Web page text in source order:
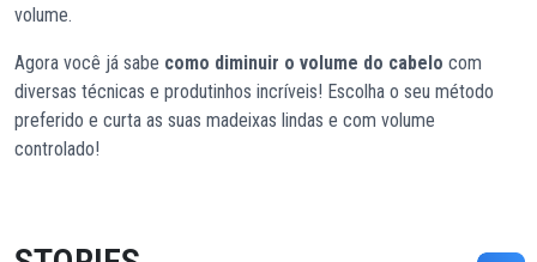
volume.
Agora você já sabe como diminuir o volume do cabelo com
diversas técnicas e produtinhos incríveis! Escolha o seu método
preferido e curta as suas madeixas lindas e com volume
controlado!